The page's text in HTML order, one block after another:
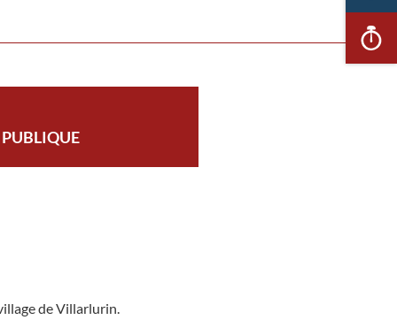
de Villarlurin.